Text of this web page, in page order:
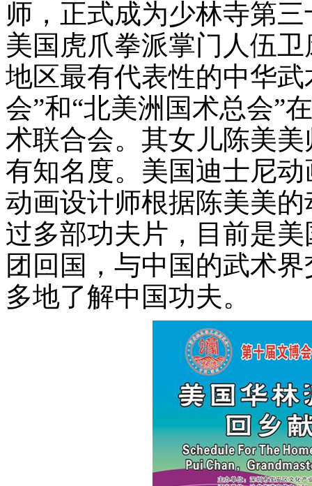
师，正式成为少林寺第
美国虎爪拳派掌门人伍
地区最有代表性的中华
会”和“北美洲国术总会”
术联合会。其女儿陈美
有知名度。美国迪士尼
动画设计师根据陈美美
过多部功夫片，目前是
团回国，与中国的武术
多地了解中国功夫。